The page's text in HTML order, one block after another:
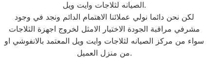
الصيانه لثلاجات وايت ويل.
لكن نحن دائما نولي عملائنا الاهتمام الدائم ونجد في وجود
مشرفي مراقبة الجودة الاختيار الامثل لخروج اجهزة الثلاجات
سواء من مركز الصيانه لثلاجات وايت ويل المعتمد بالانفوشي او
من منزل العميل.